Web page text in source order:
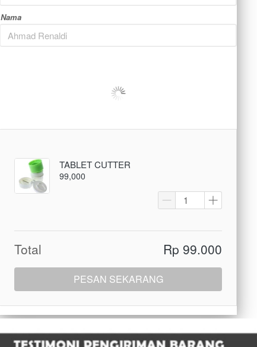
Nama
TABLET CUTTER
99,000
Total Rp 99.000
`PESAN SEKARANG